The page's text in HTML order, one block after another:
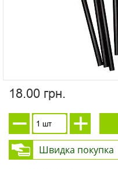
18.00 грн.
Швидка покупка